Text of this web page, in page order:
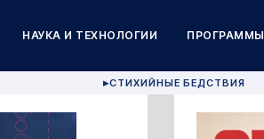
НАУКА И ТЕХНОЛОГИИ ПРОГРАММЫ
▶СТИХИЙНЫЕ БЕДСТВИЯ